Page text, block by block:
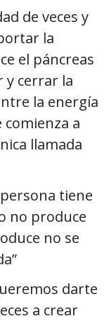
de veces y
la
el páncreas
y cerrar la
la energía
comienza a
llamada
tiene
no produce
no se
darte
a crear